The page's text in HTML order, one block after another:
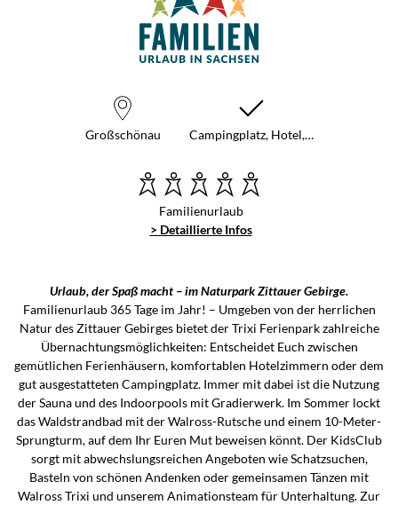
Großschönau Campingplatz, Hotel,…
Familienurlaub
> Detaillierte Infos
Urlaub, der Spaß macht – im Naturpark Zittauer Gebirge.
Familienurlaub 365 Tage im Jahr! – Umgeben von der herrlichen
Natur des Zittauer Gebirges bietet der Trixi Ferienpark zahlreiche
Übernachtungsmöglichkeiten: Entscheidet Euch zwischen
gemütlichen Ferienhäusern, komfortablen Hotelzimmern oder dem
gut ausgestatteten Campingplatz. Immer mit dabei ist die Nutzung
der Sauna und des Indoorpools mit Gradierwerk. Im Sommer lockt
das Waldstrandbad mit der Walross-Rutsche und einem 10-Meter-
Sprungturm, auf dem Ihr Euren Mut beweisen könnt. Der KidsClub
sorgt mit abwechslungsreichen Angeboten wie Schatzsuchen,
Basteln von schönen Andenken oder gemeinsamen Tänzen mit
Walross Trixi und unserem Animationsteam für Unterhaltung. Zur